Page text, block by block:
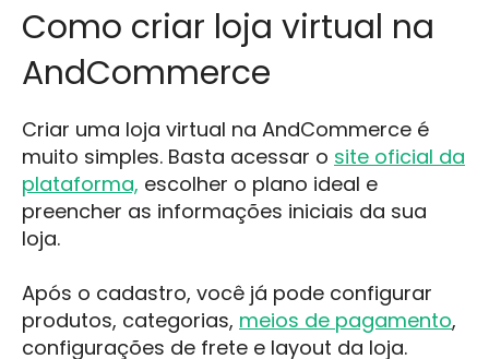
Como criar loja virtual na
AndCommerce
Criar uma loja virtual na AndCommerce é
muito simples. Basta acessar o site oficial da
plataforma, escolher o plano ideal e
preencher as informações iniciais da sua
loja.
Após o cadastro, você já pode configurar
produtos, categorias, meios de pagamento,
configurações de frete e layout da loja.